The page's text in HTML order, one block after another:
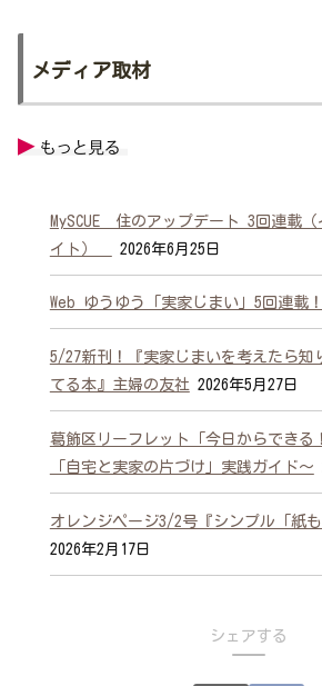
メディア取材
MySCUE 住のアップデート 3回連載
イト）
2026年6月25日
Web ゆうゆう「実家じまい」5回連載！
5/27新刊！『実家じまいを考えたら知
てる本』主婦の友社 2026年5月27日
葛飾区リーフレット「今日からできる
「自宅と実家の片づけ」実践ガイド～
オレンジページ3/2号『シンプル「紙
2026年2月17日
シェアする